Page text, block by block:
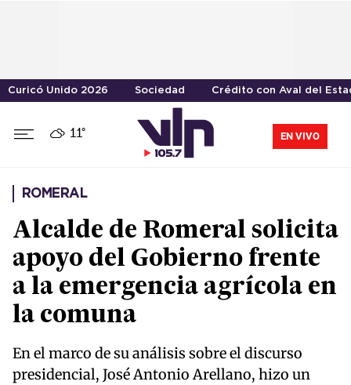
Curicó Unido 2026 Sociedad Crédito con Aval del
11° EN VIVO
ROMERAL
Alcalde de Romeral solicita
apoyo del Gobierno frente
a la emergencia agrícola en
la comuna
En el marco de su análisis sobre el discurso
presidencial, José Antonio Arellano, hizo un